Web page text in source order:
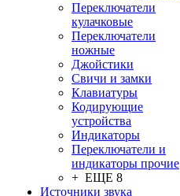
Переключатели
кулачковые
Переключатели
ножные
Джойстики
Свичи и замки
Клавиатуры
Кодирующие
устройства
Индикаторы
Переключатели и
индикаторы прочие
+ ЕЩЕ 8
Источники звука